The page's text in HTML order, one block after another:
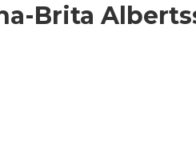
Brita